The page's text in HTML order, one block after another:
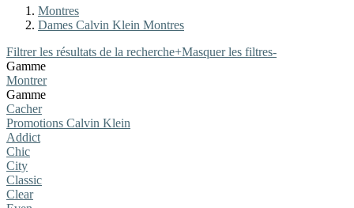
Montres
Dames Calvin Klein Montres
Filtrer les résultats de la recherche+Masquer les filtres-
Gamme
Montrer
Gamme
Cacher
Promotions Calvin Klein
Addict
Chic
City
Classic
Clear